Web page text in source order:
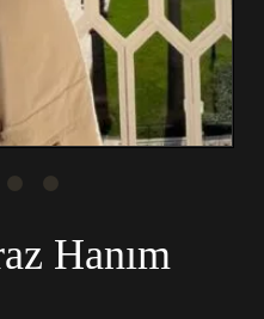
Hanım